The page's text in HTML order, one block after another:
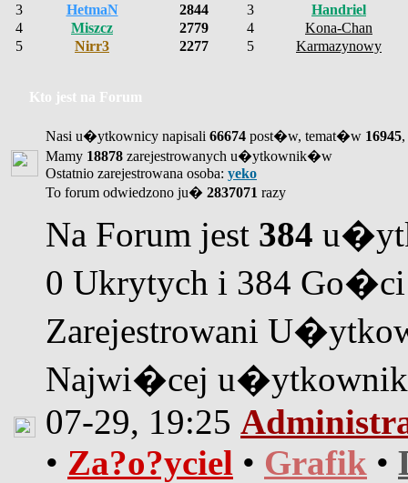
3
HetmaN
2844
4
Miszcz
2779
5
Nirr3 2277
3
Handriel
4
Kona-Chan
5
Karmazynowy
Kto jest na Forum
Nasi u�ytkownicy napisali 66674 post�w, temat�w 16945
Mamy 18878 zarejestrowanych u�ytkownik�w
Ostatnio zarejestrowana osoba: yeko
To forum odwiedzono ju� 2837071 razy
Na Forum jest 384
0 Ukrytych i 384 Go�ci
Zarejestrowani
Najwi�cej
07-29, 19:25
• Za?o?yciel • Grafik •